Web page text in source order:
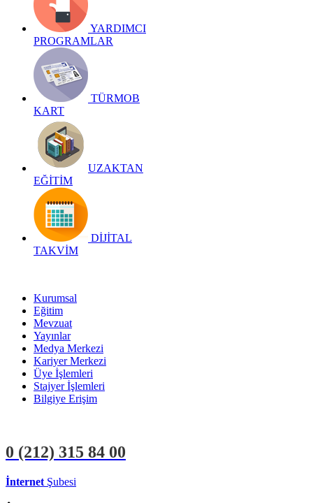
YARDIMCI
PROGRAMLAR
TÜRMOB
KART
UZAKTAN
EĞİTİM
DİJİTAL
TAKVİM
Kurumsal
Eğitim
Mevzuat
Yayınlar
Medya Merkezi
Kariyer Merkezi
Üye İşlemleri
Stajyer İşlemleri
Bilgiye Erişim
0 (212) 315 84 00
İnternet Şubesi